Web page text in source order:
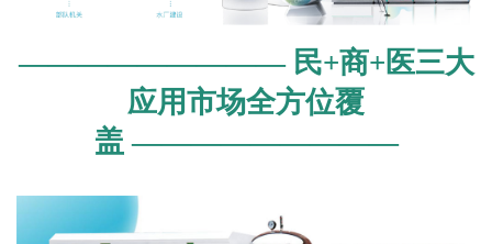
————————— 民+商+医三大
应用市场全方位覆
盖—————————